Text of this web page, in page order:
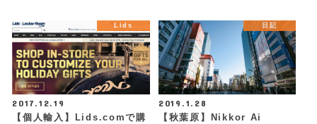
Lids
2017.12.19
【個人輸入】Lids.comで購
日記
2019.1.28
【秋葉原】Nikkor Ai